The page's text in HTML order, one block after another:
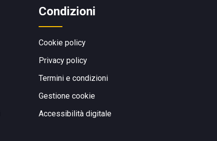
Condizioni
Cookie policy
Privacy policy
Termini e condizioni
Gestione cookie
Accessibilità digitale